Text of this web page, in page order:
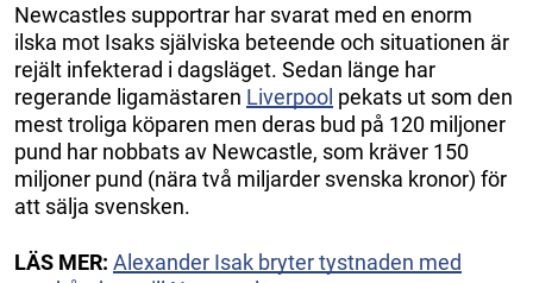
Newcastles supportrar har svarat med en enorm
ilska mot Isaks själviska beteende och situationen är
rejält infekterad i dagsläget. Sedan länge har
regerande ligamästaren Liverpool pekats ut som den
mest troliga köparen men deras bud på 120 miljoner
pund har nobbats av Newcastle, som kräver 150
miljoner pund (nära två miljarder svenska kronor) för
att sälja svensken.
LÄS MER: Alexander Isak bryter tystnaden med